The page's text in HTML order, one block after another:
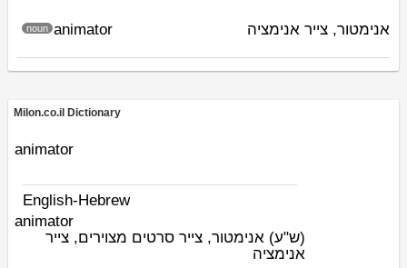
animator
noun אנימטור, צייר אנימציה
Milon.co.il Dictionary
animator
English-Hebrew
animator
(ש"ע) אנימטור, צייר סרטים מצוירים, צייר
אנימציה